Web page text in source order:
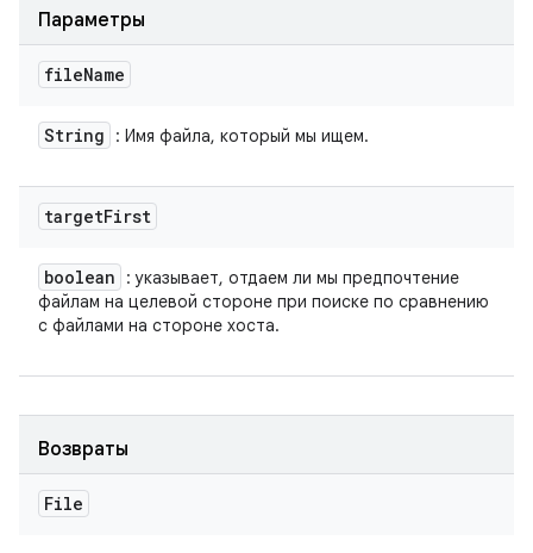
Параметры
fileName
String : Имя файла, который мы ищем.
targetFirst
boolean
: указывает, отдаем ли мы предпочтение
файлам на целевой стороне при поиске по сравнению
с файлами на стороне хоста.
Возвраты
File